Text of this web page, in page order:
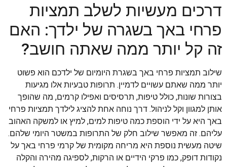
דרכים מעשיות לשלב תמציות
פרחי באך בשגרה של ילדך: האם
זה קל יותר ממה שאתה חושב?
שילוב תמציות פרחי באך בשגרת היומיום של ילדכם הוא פשוט
יותר ממה שאתם עשויים לדמיין. תרופות טבעיות אלו מגיעות
בצורות שונות, כולל טיפות, תרסיסים ואפילו קרמים, מה שהופך
אותן למגוון וקל לניהול. דרך נוחה אחת להציג לילדך תמציות פרחי
באך היא על ידי הוספת כמה טיפות למים, למיץ או למשקה האהוב
עליהם. זה מאפשר שילוב חלק של התרופות במשטר היומי שלהם.
שיטה מעשית נוספת היא מריחה מקומית של קרמי פרחי באך על
נקודות דופק, כמו פרקי הידיים או הרקות, לספיגה מהירה והקלה